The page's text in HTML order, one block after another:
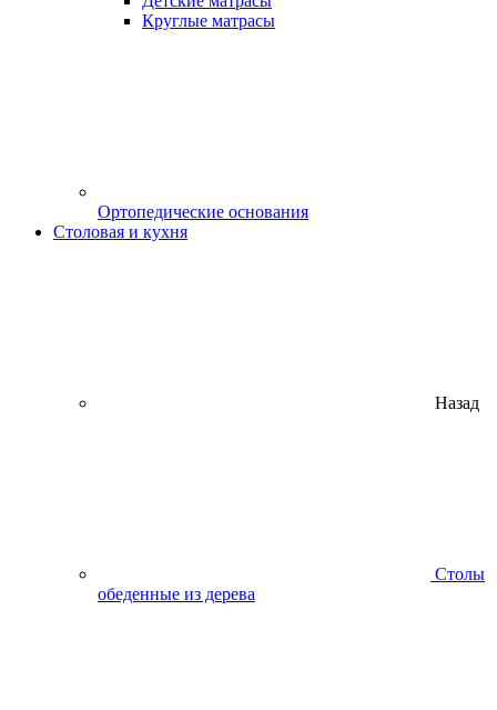
Круглые матрасы
Ортопедические основания
Столовая и кухня
Назад
Столы
обеденные из дерева